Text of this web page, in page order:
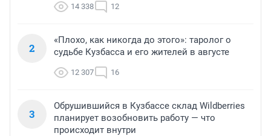
14 338 12
2
«Плохо, как никогда до этого»: таролог о
судьбе Кузбасса и его жителей в августе
12 307 16
3
Обрушившийся в Кузбассе склад Wildberries
планирует возобновить работу — что
происходит внутри